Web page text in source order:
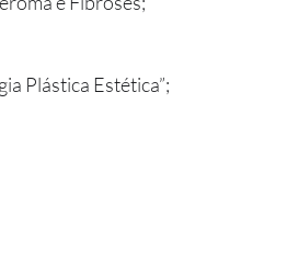
Plástica Estética”;